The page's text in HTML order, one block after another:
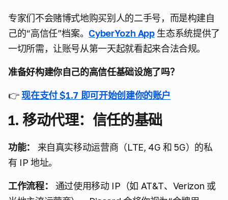
专家们不会赌博式地购买别人的二手号，而是构建自
己的“高信任”档案。 CyberYozh App生态系统提供了
一切所需，让账号从第一天起就看起来合法合规。
准备好构建你自己的高信任基础设施了吗？
👉现在支付 $1.7 即可开始创建你的账户
1. 移动代理：信任的基础
功能：
来自真实移动运营商（LTE, 4G 和 5G）的私
有 IP 地址。
工作流程：
通过使用移动 IP（如 AT&T、Verizon 或